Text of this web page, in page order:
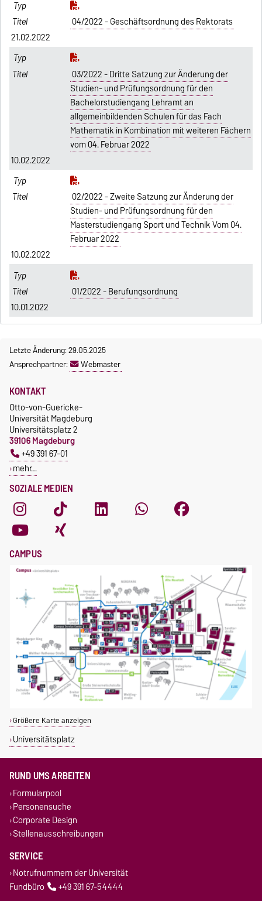
04/2022 - Geschäftsordnung des Rektorats
21.02.2022
03/2022 - Dritte Satzung zur Änderung der
Studien- und Prüfungsordnung für den
Bachelorstudiengang Lehramt an
allgemeinbildenden Schulen für das Fach
Mathematik in Kombination mit weiteren Fächern
vom 04. Februar 2022
10.02.2022
02/2022 - Zweite Satzung zur Änderung der
Studien- und Prüfungsordnung für den
Masterstudiengang Sport und Technik Vom 04.
Februar 2022
10.02.2022
01/2022 - Berufungsordnung
10.01.2022
Letzte Änderung: 29.05.2025
Ansprechpartner:
Webmaster
SOZIALE MEDIEN
KONTAKT
Otto-von-Guericke-
Universität Magdeburg
Universitätsplatz 2
39106 Magdeburg
+49 391 67-01
mehr…
CAMPUS
Größere Karte anzeigen
Universitätsplatz
RUND UMS ARBEITEN
Formularpool
Personensuche
Corporate Design
Stellenausschreibungen
SERVICE
Notrufnummern der Universität
Fundbüro
+49 391 67-54444